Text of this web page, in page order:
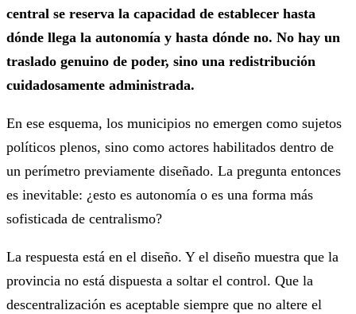
central se reserva la capacidad de establecer hasta
dónde llega la autonomía y hasta dónde no. No hay un
traslado genuino de poder, sino una redistribución
cuidadosamente administrada.
En ese esquema, los municipios no emergen como sujetos
políticos plenos, sino como actores habilitados dentro de
un perímetro previamente diseñado. La pregunta entonces
es inevitable: ¿esto es autonomía o es una forma más
sofisticada de centralismo?
La respuesta está en el diseño. Y el diseño muestra que la
provincia no está dispuesta a soltar el control. Que la
descentralización es aceptable siempre que no altere el